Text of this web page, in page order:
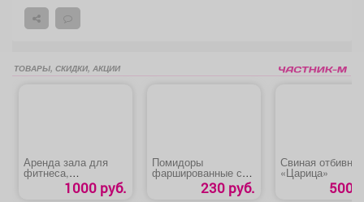
ТОВАРЫ, СКИДКИ, АКЦИИ
Аренда зала для
фитнеса,
проведения
тренировок, мастер-
1000 руб.
Помидоры
фаршированные с
криветками230 руб.
Свиная отбивная
«Царица»
500